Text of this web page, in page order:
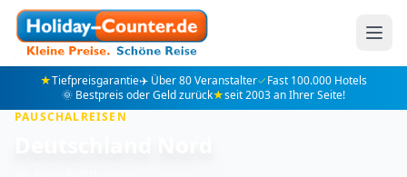
★Tiefpreisgarantie✈️ Über 80 Veranstalter✓Fast 100.000 Hotels
🌞 Bestpreis oder Geld zurück★seit 2003 an Ihrer Seite!
PAUSCHALREISEN